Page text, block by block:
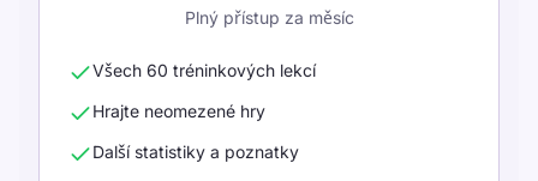
Plný přístup za měsíc
Všech 60 tréninkových lekcí
Hrajte neomezené hry
Další statistiky a poznatky